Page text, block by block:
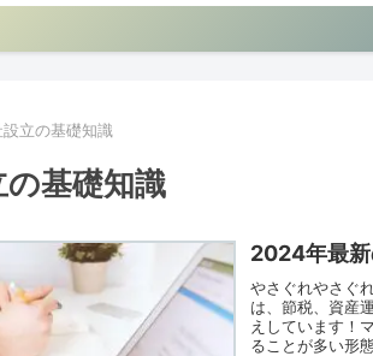
立の基礎知識
基礎知識
2024年最新
やさぐれやさぐ
は、節税、資産
えしています！
ることが多い形